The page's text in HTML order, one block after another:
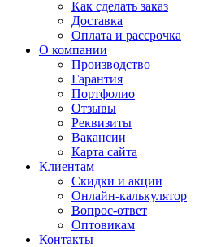
Как сделать заказ
Доставка
Оплата и рассрочка
О компании
Производство
Гарантия
Портфолио
Отзывы
Реквизиты
Вакансии
Карта сайта
Клиентам
Скидки и акции
Онлайн-калькулятор
Вопрос-ответ
Оптовикам
Контакты